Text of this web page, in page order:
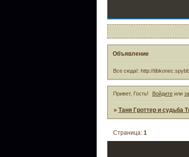
Объявление
Все сюда!: http://
Привет, Гость! Войдите или
» Таня Гроттер и судьба
Страница: 1